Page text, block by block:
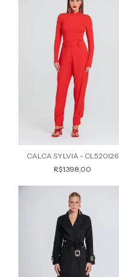
CALCA SYLVIA - CL520I26
R$1.398,00